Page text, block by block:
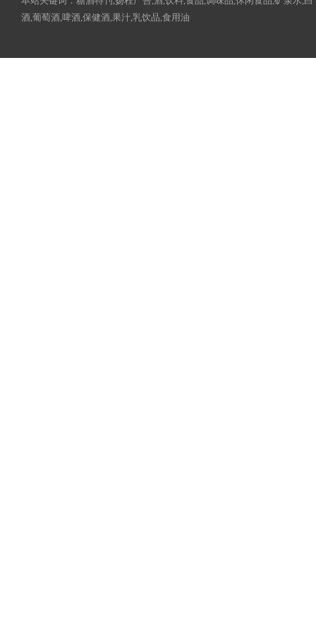
酒,葡萄酒,啤酒,保健酒,果汁,乳饮品,食用油